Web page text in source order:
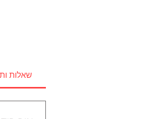
שאלות